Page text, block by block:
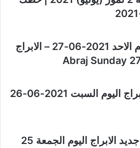
الابراج و حظك اليوم الاحد 2021-06-27 – الابراج
Abraj Today | الابراج اليوم السبت 2021-06-26
Abraj Today | ما جديد الابراج اليوم الجمعة 25